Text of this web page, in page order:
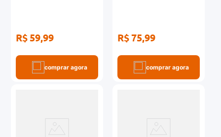
R$ 59,99
comprar agora
R$ 75,99
comprar agora